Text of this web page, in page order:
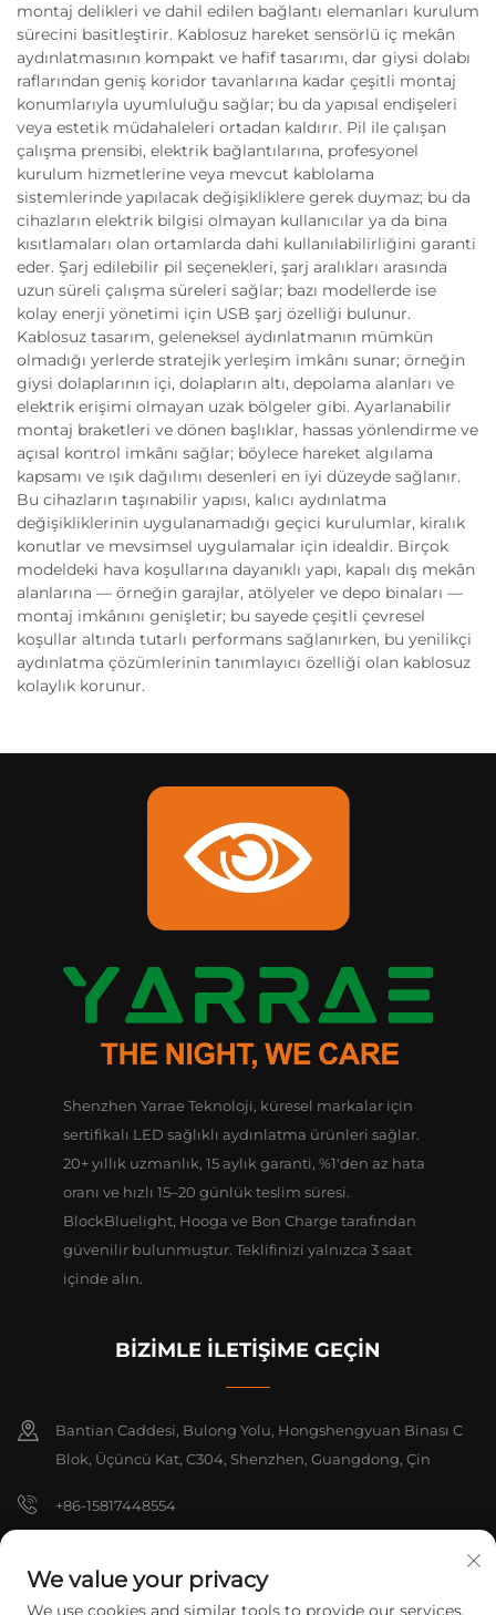
montaj delikleri ve dahil edilen bağlantı elemanları kurulum
sürecini basitleştirir. Kablosuz hareket sensörlü iç mekân
aydınlatmasının kompakt ve hafif tasarımı, dar giysi dolabı
raflarından geniş koridor tavanlarına kadar çeşitli montaj
konumlarıyla uyumluluğu sağlar; bu da yapısal endişeleri
veya estetik müdahaleleri ortadan kaldırır. Pil ile çalışan
çalışma prensibi, elektrik bağlantılarına, profesyonel
kurulum hizmetlerine veya mevcut kablolama
sistemlerinde yapılacak değişikliklere gerek duymaz; bu da
cihazların elektrik bilgisi olmayan kullanıcılar ya da bina
kısıtlamaları olan ortamlarda dahi kullanılabilirliğini garanti
eder. Şarj edilebilir pil seçenekleri, şarj aralıkları arasında
uzun süreli çalışma süreleri sağlar; bazı modellerde ise
kolay enerji yönetimi için USB şarj özelliği bulunur.
Kablosuz tasarım, geleneksel aydınlatmanın mümkün
olmadığı yerlerde stratejik yerleşim imkânı sunar; örneğin
giysi dolaplarının içi, dolapların altı, depolama alanları ve
elektrik erişimi olmayan uzak bölgeler gibi. Ayarlanabilir
montaj braketleri ve dönen başlıklar, hassas yönlendirme ve
açısal kontrol imkânı sağlar; böylece hareket algılama
kapsamı ve ışık dağılımı desenleri en iyi düzeyde sağlanır.
Bu cihazların taşınabilir yapısı, kalıcı aydınlatma
değişikliklerinin uygulanamadığı geçici kurulumlar, kiralık
konutlar ve mevsimsel uygulamalar için idealdir. Birçok
modeldeki hava koşullarına dayanıklı yapı, kapalı dış mekân
alanlarına — örneğin garajlar, atölyeler ve depo binaları —
montaj imkânını genişletir; bu sayede çeşitli çevresel
koşullar altında tutarlı performans sağlanırken, bu yenilikçi
aydınlatma çözümlerinin tanımlayıcı özelliği olan kablosuz
kolaylık korunur.
Shenzhen Yarrae Teknoloji, küresel markalar için
sertifikalı LED sağlıklı aydınlatma ürünleri sağlar.
20+ yıllık uzmanlık, 15 aylık garanti, %1'den az hata
oranı ve hızlı 15–20 günlük teslim süresi.
BlockBluelight, Hooga ve Bon Charge tarafından
güvenilir bulunmuştur. Teklifinizi yalnızca 3 saat
içinde alın.
BİZİMLE İLETİŞİME GEÇİN
Bantian Caddesi, Bulong Yolu, Hongshengyuan Binası C
Blok, Üçüncü Kat, C304, Shenzhen, Guangdong, Çin
+86-15817448554
We value your privacy
We use cookies and similar tools to provide our services.